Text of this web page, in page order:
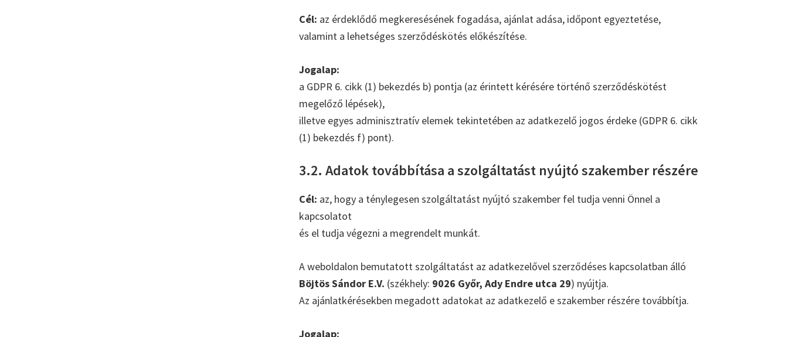
Cél: az érdeklődő megkeresésének fogadása, ajánlat adása, időpont egyeztetése,
valamint a lehetséges szerződéskötés előkészítése.
Jogalap:
a GDPR 6. cikk (1) bekezdés b) pontja (az érintett kérésére történő szerződéskötést
megelőző lépések),
illetve egyes adminisztratív elemek tekintetében az adatkezelő jogos érdeke (GDPR 6. cikk
(1) bekezdés f) pont).
3.2. Adatok továbbítása a szolgáltatást nyújtó szakember részére
Cél: az, hogy a ténylegesen szolgáltatást nyújtó szakember fel tudja venni Önnel a
kapcsolatot
és el tudja végezni a megrendelt munkát.
A weboldalon bemutatott szolgáltatást az adatkezelővel szerződéses kapcsolatban álló
Böjtös Sándor E.V. (székhely: 9026 Győr, Ady Endre utca 29) nyújtja.
Az ajánlatkérésekben megadott adatokat az adatkezelő e szakember részére továbbítja.
Jogalap: